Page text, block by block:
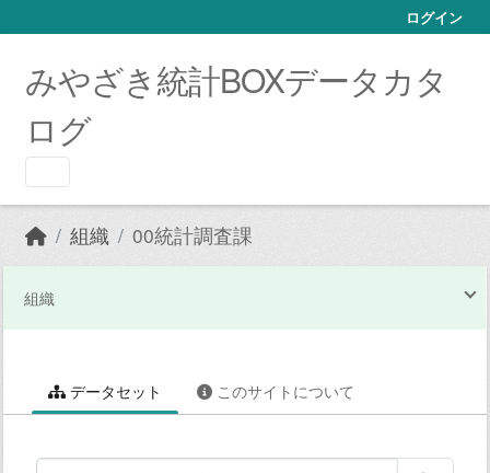
ログイン
みやざき統計BOXデータカタ
ログ
組織 00統計調査課
組織
データセット このサイトについて